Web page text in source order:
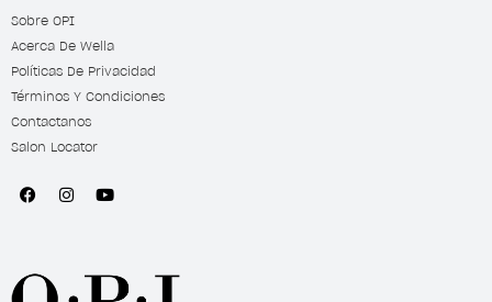
Sobre OPI
Acerca De Wella
Políticas De Privacidad
Términos Y Condiciones
Contactanos
Salon Locator